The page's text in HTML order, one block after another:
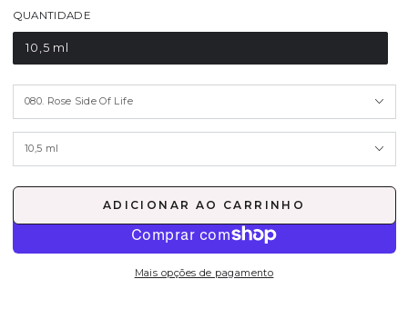
QUANTIDADE
10,5 ml
ADICIONAR AO CARRINHO
Mais opções de pagamento